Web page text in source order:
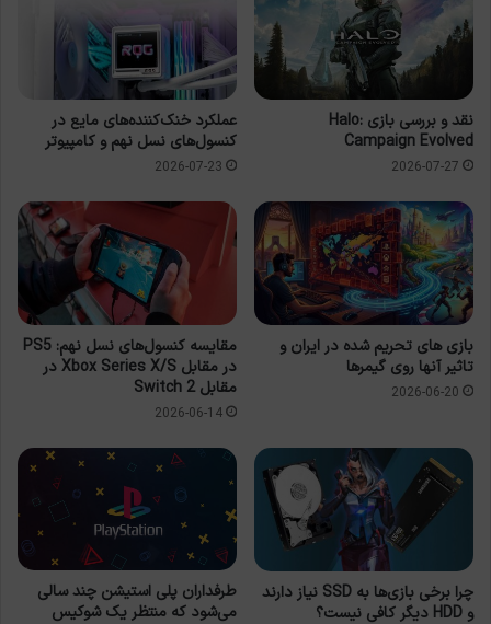
نقد و بررسی بازی Halo:
Campaign Evolved
2026-07-27
عملکرد خنک‌کننده‌های مایع در
کنسول‌های نسل نهم و کامپیوتر
2026-07-23
بازی های تحریم شده در ایران و
تاثیر آنها روی گیمرها
2026-06-20
مقایسه کنسول‌های نسل نهم: PS5
در مقابل Xbox Series X/S در
مقابل Switch 2
2026-06-14
چرا برخی بازی‌ها به SSD نیاز دارند
و HDD دیگر کافی نیست؟
طرفداران پلی استیشن چند سالی
می‌شود که منتظر یک شوکیس